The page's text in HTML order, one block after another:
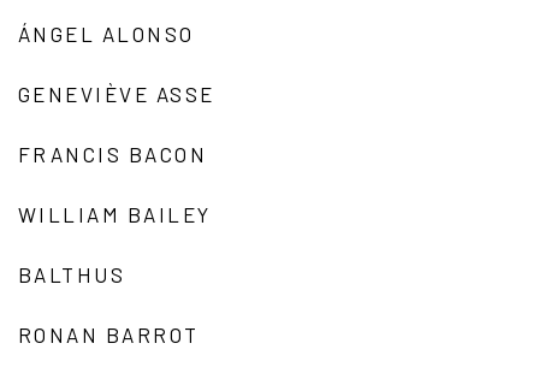
ÁNGEL ALONSO
GENEVIÈVE ASSE
FRANCIS BACON
WILLIAM BAILEY
BALTHUS
RONAN BARROT